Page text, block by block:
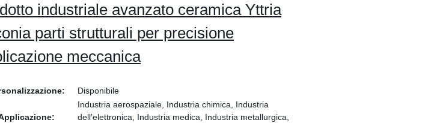
industriale avanzato ceramica Yttria
parti strutturali per precisione
meccanica
Disponibile
Industria aerospaziale, Industria chimica, Industria
dell′elettronica, Industria medica, Industria metallurgica,